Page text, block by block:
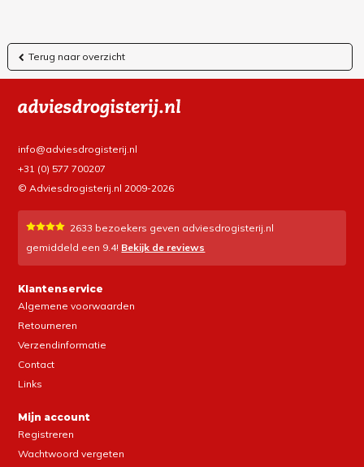
Terug naar overzicht
info@adviesdrogisterij.nl
+31 (0) 577 700207
© Adviesdrogisterij.nl 2009-2026
2633 bezoekers geven adviesdrogisterij.nl
gemiddeld een 9.4! Bekijk de reviews
Klantenservice
Algemene voorwaarden
Retourneren
Verzendinformatie
Contact
Links
Mijn account
Registreren
Wachtwoord vergeten